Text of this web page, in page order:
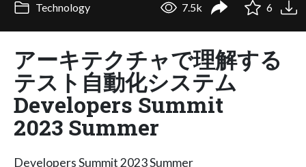
Technology 7.5k 6
アーキテクチャで理解する
テスト自動化システム
Developers Summit
2023 Summer
Developers Summit 2023 Summer